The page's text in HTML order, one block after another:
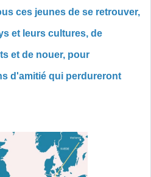
ces jeunes de se retrouver,
et leurs cultures, de
et de nouer, pour
d'amitié qui perdureront